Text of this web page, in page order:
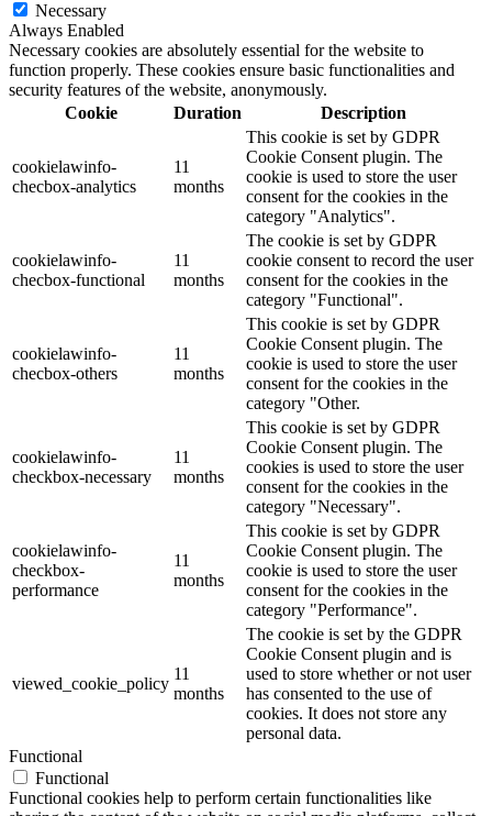
Necessary
Always Enabled
Necessary cookies are absolutely essential for the website to
function properly. These cookies ensure basic functionalities and
security features of the website, anonymously.
Cookie
Duration Description
cookielawinfo-
checbox-analytics
11
months
This cookie is set by GDPR
Cookie Consent plugin. The
cookie is used to store the user
consent for the cookies in the
category "Analytics".
cookielawinfo-
checbox-functional
11
months
The cookie is set by GDPR
cookie consent to record the user
consent for the cookies in the
category "Functional".
cookielawinfo-
checbox-others
11
months
This cookie is set by GDPR
Cookie Consent plugin. The
cookie is used to store the user
consent for the cookies in the
category "Other.
cookielawinfo-
checkbox-necessary
11
months
This cookie is set by GDPR
Cookie Consent plugin. The
cookies is used to store the user
consent for the cookies in the
category "Necessary".
cookielawinfo-
checkbox-
performance
11
months
This cookie is set by GDPR
Cookie Consent plugin. The
cookie is used to store the user
consent for the cookies in the
category "Performance".
viewed_cookie_policy
11
months
The cookie is set by the GDPR
Cookie Consent plugin and is
used to store whether or not user
has consented to the use of
cookies. It does not store any
personal data.
Functional
Functional
Functional cookies help to perform certain functionalities like